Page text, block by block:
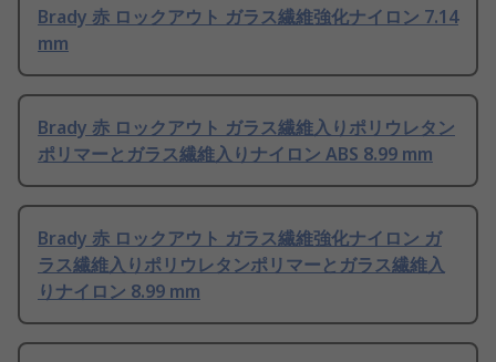
Brady 赤 ロックアウト ガラス繊維強化ナイロン 7.14
mm
Brady 赤 ロックアウト ガラス繊維入りポリウレタン
ポリマーとガラス繊維入りナイロン ABS 8.99 mm
Brady 赤 ロックアウト ガラス繊維強化ナイロン ガ
ラス繊維入りポリウレタンポリマーとガラス繊維入
りナイロン 8.99 mm